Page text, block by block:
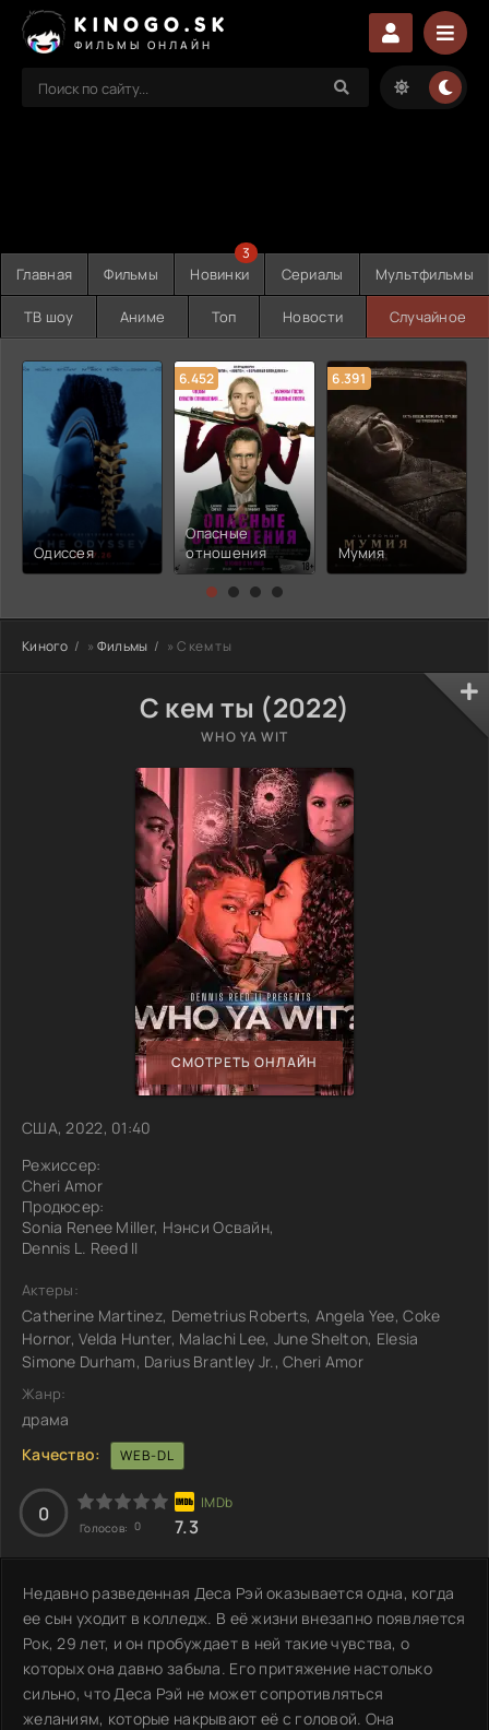
KINOGO.SK
ФИЛЬМЫ ОНЛАЙН
Главная Фильмы Новинки
3
Сериалы Мультфильмы
ТВ шоу Аниме Топ Новости Случайное
Одиссея
6.452
Опасные
отношения
6.391
Мумия
Киного » Фильмы » С кем ты
С кем ты (2022)
WHO YA WIT
СМОТРЕТЬ ОНЛАЙН
США, 2022, 01:40
Режиссер:
Cheri Amor
Продюсер:
Sonia Renee Miller, Нэнси Освайн,
Dennis L. Reed II
Актеры:
Catherine Martinez, Demetrius Roberts, Angela Yee, Coke
Hornor, Velda Hunter, Malachi Lee, June Shelton, Elesia
Simone Durham, Darius Brantley Jr., Cheri Amor
Жанр:
драма
Качество:
WEB-DL
0
Голосов: 0 7.3
Недавно разведенная Деса Рэй оказывается одна, когда
ее сын уходит в колледж. В её жизни внезапно появляется
Рок, 29 лет, и он пробуждает в ней такие чувства, о
которых она давно забыла. Его притяжение настолько
сильно, что Деса Рэй не может сопротивляться
желаниям, которые накрывают её с головой. Она